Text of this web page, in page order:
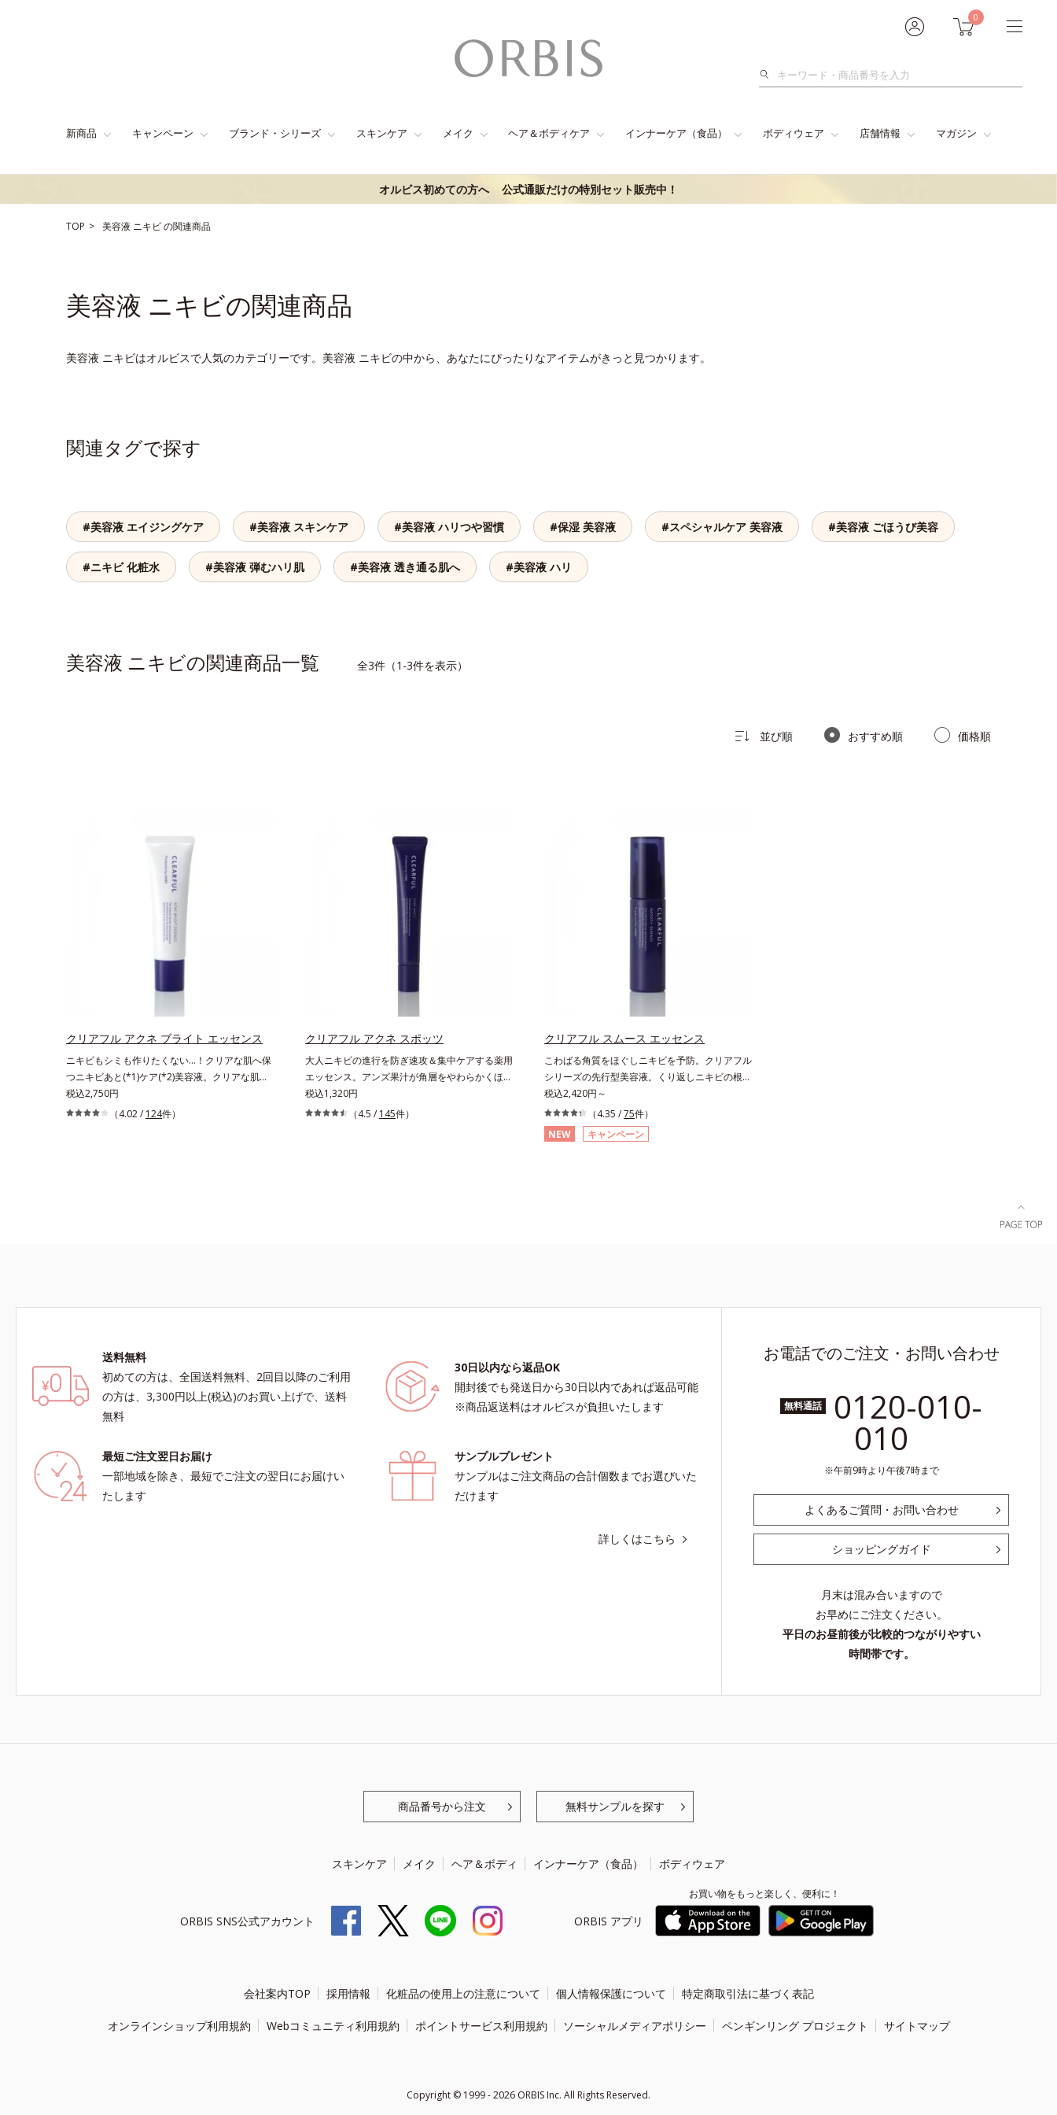
0
検
新商品 キャンペーン ブランド・シリーズ スキンケア メイク ヘア＆ボディケア インナーケア（食品） ボディウェア 店舗情報 マガジン
オルビス初めての方へ 公式通販だけの特別セット販売中！
TOP 美容液 ニキビの関連商品
美容液 ニキビの関連商品
美容液 ニキビはオルビスで人気のカテゴリーです。美容液 ニキビの中から、あなたにぴったりなアイテムがきっと見つかります。
関連タグで探す
#美容液 エイジングケア #美容液 スキンケア #美容液 ハリつや習慣 #保湿 美容液 #スペシャルケア 美容液 #美容液 ごほうび美容
#ニキビ 化粧水 #美容液 弾むハリ肌 #美容液 透き通る肌へ #美容液 ハリ
美容液 ニキビの関連商品一覧 全3件（1-3件を表示）
並び順 おすすめ順 価格順
クリアフル アクネ ブライト エッセンス
ニキビもシミも作りたくない…！クリアな肌へ保
つニキビあと(*1)ケア(*2)美容液。クリアな肌へ
保つ、ニキビあと(*1)ケア(*2)美容液です。ニキ
ビあとをケアしてシミを予防することで、つるん
防ぐ。保湿ケアのこと。*3 L-アスコルビン酸 2-
税込2,750円
（4.02 / 124件）
クリアフル アクネ スポッツ
大人ニキビの進行を防ぎ速攻＆集中ケアする薬用
エッセンス。アンズ果汁が角層をやわらかくほぐ
して、毛穴づまりを防ぎ、薬用成分を素早く浸透
させます。さらにイオウ、グリチルリチン酸ジカ
税込1,320円
（4.5 / 145件）
クリアフル スムース エッセンス
こわばる角質をほぐしニキビを予防。クリアフル
シリーズの先行型美容液。くり返しニキビの根本
原因と毛穴の両方にアプローチする、薬用ニキビ
スキンケア「クリアフルシリーズ」の先行型美容
液です。こわばった角質をやわらかくほぐし、毛
穴詰まりの起こりにくいなめらかな肌へ。化粧水
※アレルギーテスト済＝全ての方にアレルギーが
税込2,420円～
（4.35 /75件）
NEW
キャンペーン
送料無料
初めての方は、全国送料無料、2回目以降のご利用
の方は、3,300円以上(税込)のお買い上げで、送料
無料
30日以内なら返品OK
開封後でも発送日から30日以内であれば返品可能
※商品返送料はオルビスが負担いたします
最短ご注文翌日お届け
一部地域を除き、最短でご注文の翌日にお届けい
たします
サンプルプレゼント
サンプルはご注文商品の合計個数までお選びいた
だけます
詳しくはこちら
お電話でのご注文・お問い合わせ
無料通話 0120-010-
010
午前9時より午後7時まで
よくあるご質問・お問い合わせ
ショッピングガイド
月末は混み合いますので
お早めにご注文ください。
平日のお昼前後が比較的つながりやすい
時間帯です。
商品番号から注文 無料サンプルを探す
スキンケア メイク ヘア＆ボディ インナーケア（食品） ボディウェア
ORBIS SNS公式アカウント ORBIS アプリ
お買い物をもっと楽しく、便利に！
会社案内TOP 採用情報 化粧品の使用上の注意について 個人情報保護について 特定商取引法に基づく表記
オンラインショップ利用規約 Webコミュニティ利用規約 ポイントサービス利用規約 ソーシャルメディアポリシー ペンギンリング プロジェクト サイトマップ
Copyright © 1999 - 2026 ORBIS Inc. All Rights Reserved.